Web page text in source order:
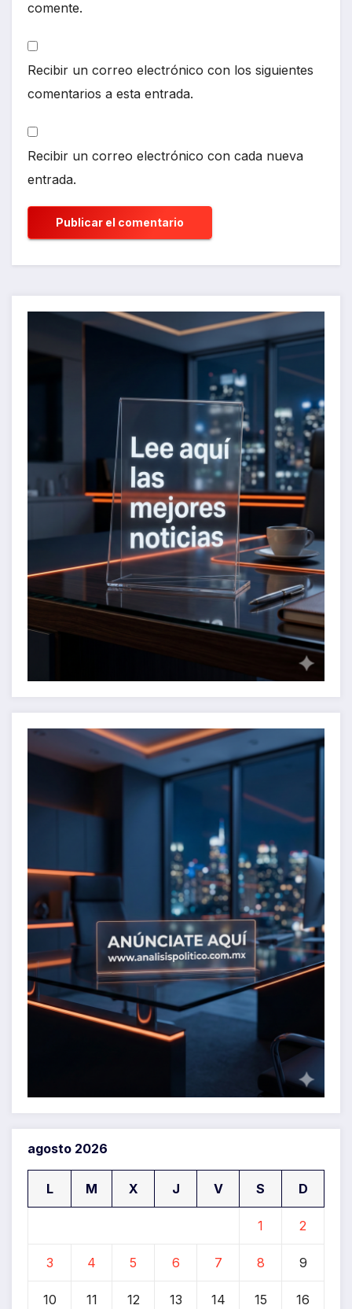
comente.
Recibir un correo electrónico con los siguientes
comentarios a esta entrada.
Recibir un correo electrónico con cada nueva
entrada.
agosto 2026
L M X J V S D
1 2
3 4 5 6 7 8 9
10 11 12 13 14 15 16